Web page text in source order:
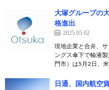
大塚グループの
格進出
2025.05.02
現地企業と合弁、
ングス傘下で輸液
門市）は5月2日、
日通、国内航空